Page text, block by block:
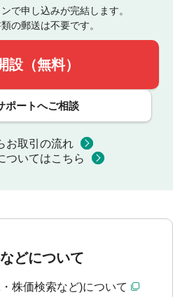
で申し込みが完結します。
の郵送は不要です。
設（無料）
ポートへご相談
お取引の流れ
ついてはこちら
どについて
株価検索など)について